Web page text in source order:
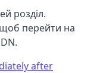
розділ.
перейти на
after